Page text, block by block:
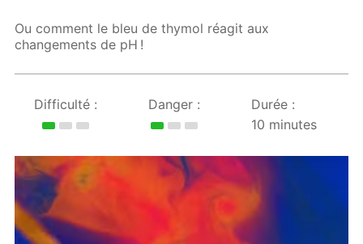
Ou comment le bleu de thymol réagit aux
changements de pH !
Difficulté : Danger :
Durée :
10 minutes